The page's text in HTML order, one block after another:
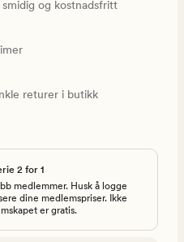
og kostnadsfritt
returer i butikk
2 for 1
medlemmer. Husk å logge
dine medlemspriser. Ikke
er gratis.